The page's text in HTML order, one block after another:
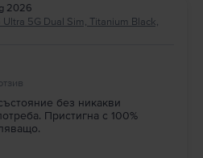
2026
5G Dual Sim, Titanium Black,
без никакви
Пристигна с 100%